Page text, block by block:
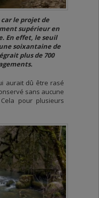
le projet de
supérieur en
En effet, le seuil
soixantaine de
plus de 700
aurait dû être rasé
sans aucune
pour plusieurs